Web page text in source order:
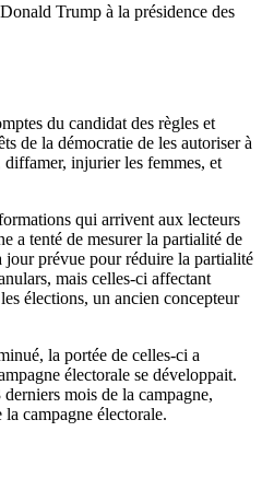
Trump à la présidence des
du candidat des règles et
de la démocratie de les autoriser à
diffamer, injurier les femmes, et
qui arrivent aux lecteurs
a tenté de mesurer la partialité de
jour prévue pour réduire la partialité
mais celles-ci affectant
élections, un ancien concepteur
la portée de celles-ci a
électorale se développait.
mois de la campagne,
campagne électorale.